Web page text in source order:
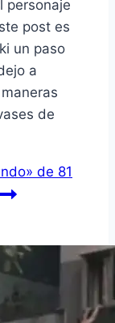
personaje
post es
un paso
a
de
de 81